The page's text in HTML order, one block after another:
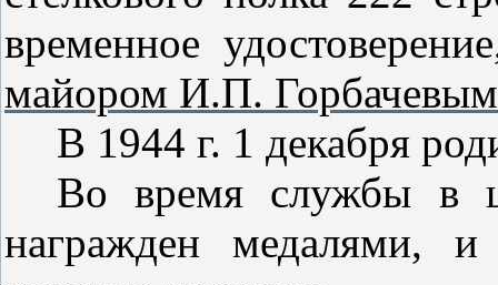
временное
майором И.П. Горбачевым
В 1944 г. 1 декабря
Во время службы в
награжден медалями,